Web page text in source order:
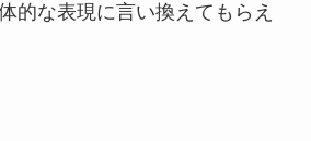
的な表現に言い換えてもらえ